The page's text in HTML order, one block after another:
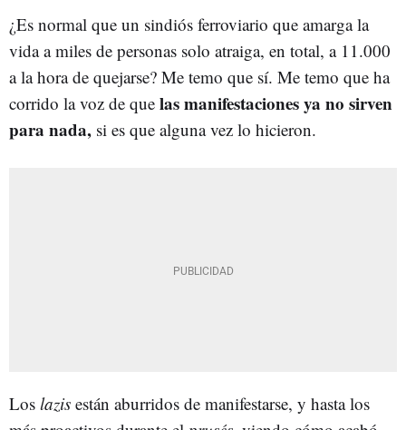
¿Es normal que un sindiós ferroviario que amarga la
vida a miles de personas solo atraiga, en total, a 11.000
a la hora de quejarse? Me temo que sí. Me temo que ha
corrido la voz de que las manifestaciones ya no sirven
para nada, si es que alguna vez lo hicieron.
Los lazis están aburridos de manifestarse, y hasta los